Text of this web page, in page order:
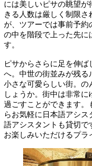
には美しいピサの眺望
きる人数は厳しく制限
が、ツアーでは事前予
の中を階段で上った先に
す。
ピサからさらに足を伸
へ。中世の街並みが残る
小さな可愛らしい街。の
しょうか。街中は非常に
過ごすことができます。
らお気軽に日本語アシ
語アシスタントも貸切
お楽しみいただけるプラ